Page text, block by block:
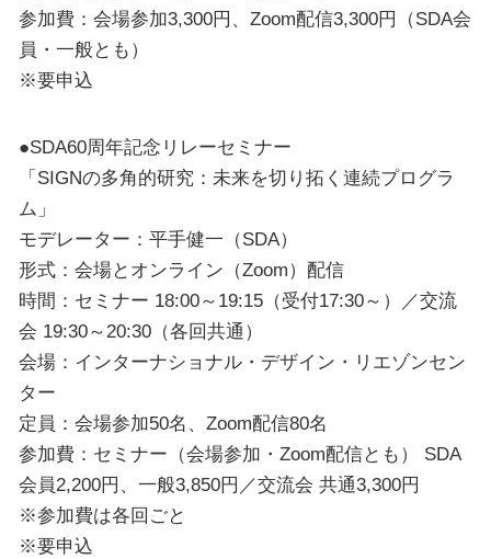
参加費：会場参加3,300円、Zoom配信3,300円（SDA会
員・一般とも）
※要申込
●SDA60周年記念リレーセミナー
「SIGNの多角的研究：未来を切り拓く連続プログラ
ム」
モデレーター：平手健一（SDA）
形式：会場とオンライン（Zoom）配信
時間：セミナー 18:00～19:15（受付17:30～）／交流
会 19:30～20:30（各回共通）
会場：インターナショナル・デザイン・リエゾンセン
ター
定員：会場参加50名、Zoom配信80名
参加費：セミナー（会場参加・Zoom配信とも） SDA
会員2,200円、一般3,850円／交流会 共通3,300円
※参加費は各回ごと
※要申込